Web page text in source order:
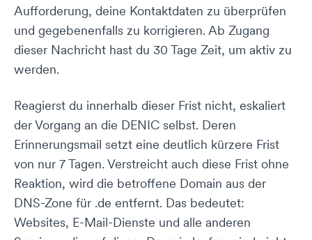
Aufforderung, deine Kontaktdaten zu überprüfen
und gegebenenfalls zu korrigieren. Ab Zugang
dieser Nachricht hast du 30 Tage Zeit, um aktiv zu
werden.
Reagierst du innerhalb dieser Frist nicht, eskaliert
der Vorgang an die DENIC selbst. Deren
Erinnerungsmail setzt eine deutlich kürzere Frist
von nur 7 Tagen. Verstreicht auch diese Frist ohne
Reaktion, wird die betroffene Domain aus der
DNS-Zone für .de entfernt. Das bedeutet:
Websites, E-Mail-Dienste und alle anderen